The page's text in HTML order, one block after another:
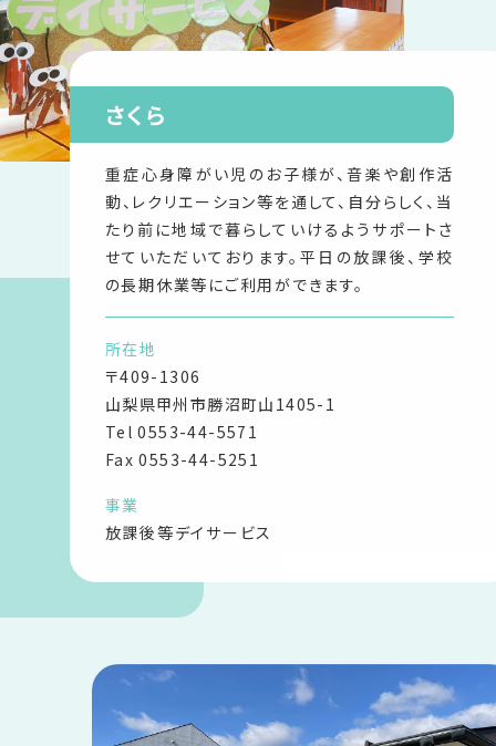
さくら
重症心身障がい児のお子様が、音楽や創作活
動、レクリエーション等を通して、自分らしく、当
たり前に地域で暮らしていけるようサポートさ
せていただいております。平日の放課後、学校
の長期休業等にご利用ができます。
所在地
〒409-1306
山梨県甲州市勝沼町山1405-1
Tel0553-44-5571
Fax 0553-44-5251
事業
放課後等デイサービス